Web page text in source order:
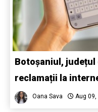
Botoșaniul, județul
reclamații la
Oana Sava Aug 09,